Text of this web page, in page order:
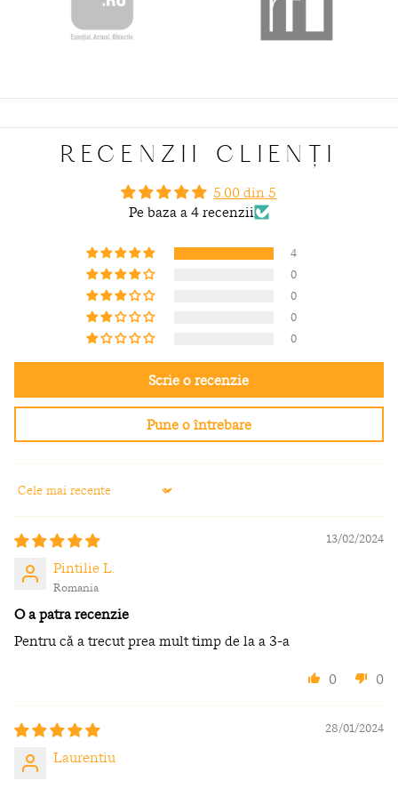
RECENZII CLIENȚI
5.00 din 5
Pe baza a 4 recenzii
4
0
0
0
0
Scrie o recenzie
Pune o întrebare
Sort by
13/02/2024
Pintilie L.
Romania
O a patra recenzie
Pentru că a trecut prea mult timp de la a 3-a
0
0
28/01/2024
Laurentiu